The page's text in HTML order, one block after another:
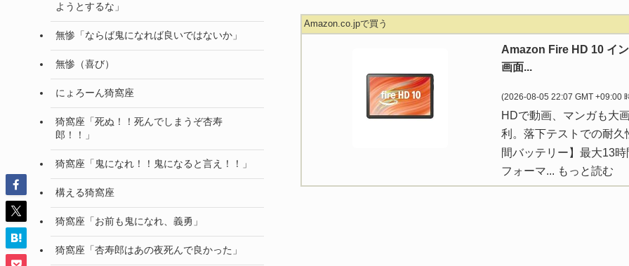
Amazon.co.jpで買う
Amazon Fire HD 10 イ
画面...
(2026-08-05 22:07 GMT +09:00
HDで動画、マンガも大
利。落下テストでの耐
間バッテリー】最大13
フォーマ... もっと読む
ようとするな」
無惨「ならば鬼になれば良いではないか」
無惨（喜び）
にょろーん猗窩座
猗窩座「死ぬ！！死んでしまうぞ杏寿
郎！！」
猗窩座「鬼になれ！！鬼になると言え！！」
構える猗窩座
猗窩座「お前も鬼になれ、義勇」
猗窩座「杏寿郎はあの夜死んで良かった」